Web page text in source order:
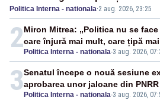
Politica Interna - nationala·2 aug. 2026, 23:25
2 Politica Interna - nationala-3 aug. 2026,
Miron Mitrea: „Politica nu se
care înjură mai mult, care țipă
3 Politica Interna - nationala-3 aug. 2026,
Senatul începe o nouă sesiune
aprobarea unor jaloane din PNRR